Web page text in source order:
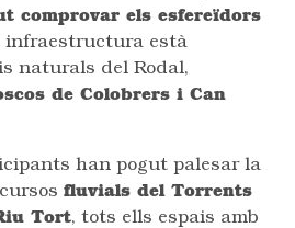
comprovar els esfereïdors
infraestructura està
naturals del Rodal,
de Colobrers i Can
han pogut palesar la
fluvials del Torrents
Tort, tots ells espais amb